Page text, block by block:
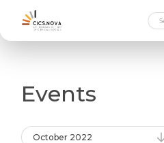
Events
October 2022